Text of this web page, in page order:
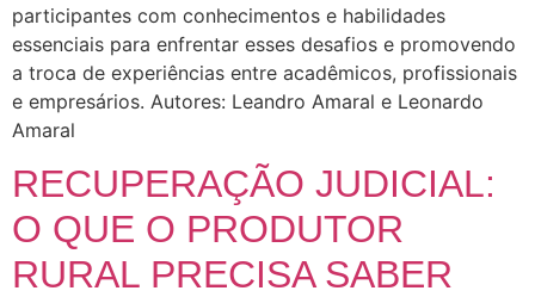
participantes com conhecimentos e habilidades
essenciais para enfrentar esses desafios e promovendo
a troca de experiências entre acadêmicos, profissionais
e empresários. Autores: Leandro Amaral e Leonardo
Amaral
RECUPERAÇÃO JUDICIAL:
O QUE O PRODUTOR
RURAL PRECISA SABER